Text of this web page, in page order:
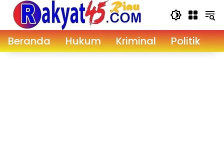
Langsung
konten
Beranda Hukum Kriminal Politik